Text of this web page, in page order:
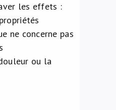
les effets :
ne concerne pas
ou la